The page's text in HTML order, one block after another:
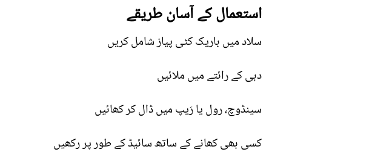
استعمال کے آسان طریقے
سلاد میں باریک کٹی پیاز شامل کریں
دہی کے رائتے میں ملائیں
سینڈوچ، رول یا رَیپ میں ڈال کر کھائیں
کسی بھی کھانے کے ساتھ سائیڈ کے طور پر رکھیں